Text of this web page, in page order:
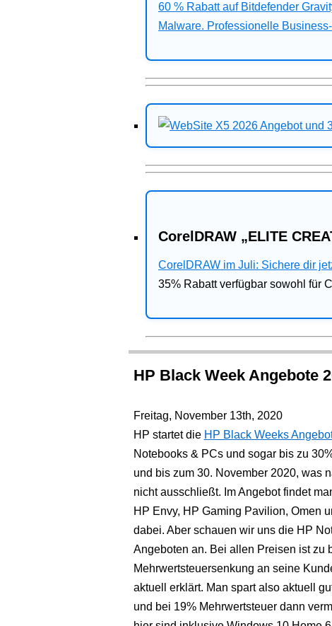
60 % Rabatt auf Bitdefender
Malware. Professionelle
CorelDRAW „ELITE
CorelDRAW im Juli: Sichere dir
35% Rabatt verfügbar sowohl für
HP Black Week Angebote
Freitag, November 13th, 2020
HP startet die HP Black Weeks
Notebooks & PCs und sogar bis zu
und bis zum 30. November 2020, was
nicht ausschließt. Im Angebot findet
HP Envy, HP Gaming Pavilion, Omen
dabei. Aber schauen wir uns die HP
Angeboten an. Bei allen Preisen ist zu
Mehrwertsteuersenkung an seine
aktuell erklärt. Man spart also aktuell
und bei 19% Mehrwertsteuer dann